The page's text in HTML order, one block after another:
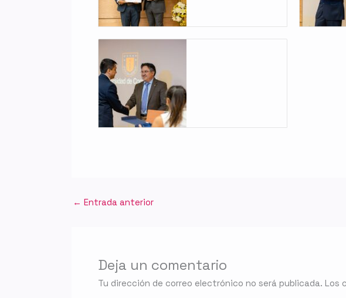
← Entrada anterior
Deja un comentario
Tu dirección de correo electrónico no será publicada. Los